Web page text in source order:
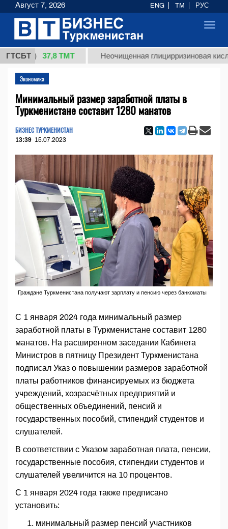
ГТСБТ37,8 ТМТ Неочищенная глицирризиновая кислота
Экономика
Минимальный размер заработной платы в
Туркменистане составит 1280 манатов
БИЗНЕС ТУРКМЕНИСТАН
13:39 15.07.2023
Граждане Туркменистана получают зарплату и пенсию через банкоматы
С 1 января 2024 года минимальный размер
заработной платы в Туркменистане составит 1280
манатов. На расширенном заседании Кабинета
Министров в пятницу Президент Туркменистана
подписал Указ о повышении размеров заработной
платы работников финансируемых из бюджета
учреждений, хозрасчётных предприятий и
общественных объединений, пенсий и
государственных пособий, стипендий студентов и
слушателей.
В соответствии с Указом заработная плата, пенсии,
государственные пособия, стипендии студентов и
слушателей увеличится на 10 процентов.
С 1 января 2024 года также предписано
установить:
минимальный размер пенсий участников
Август 7, 2026 ENG TM РУС